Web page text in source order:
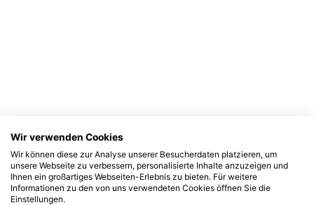
Wir verwenden Cookies
Wir können diese zur Analyse unserer Besucherdaten platzieren, um
unsere Webseite zu verbessern, personalisierte Inhalte anzuzeigen und
Ihnen ein großartiges Webseiten-Erlebnis zu bieten. Für weitere
Informationen zu den von uns verwendeten Cookies öffnen Sie die
Einstellungen.